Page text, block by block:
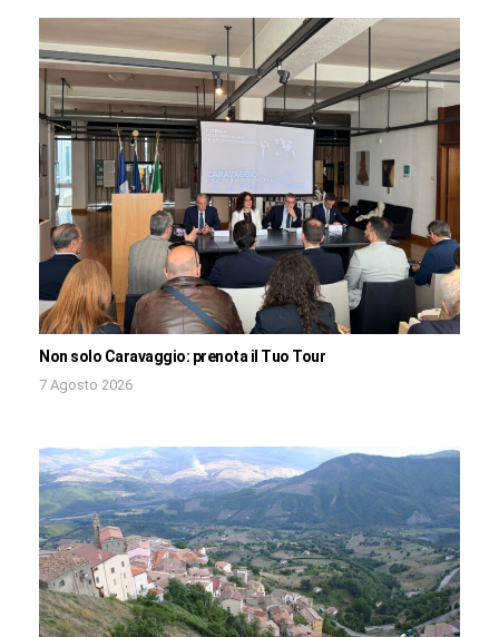
Non solo Caravaggio: prenota il Tuo Tour
7 Agosto 2026